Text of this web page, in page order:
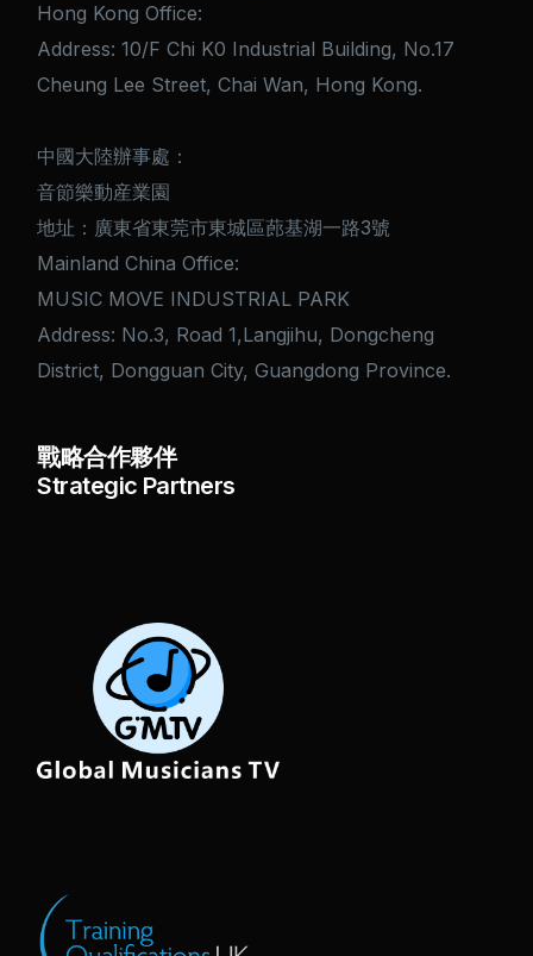
Hong Kong Office:
Address: 10/F Chi K0 Industrial Building, No.17
Cheung Lee Street, Chai Wan, Hong Kong.
中國大陸辦事處：
音節樂動産業園
地址：廣東省東莞市東城區蓢基湖一路3號
Mainland China Office:
MUSIC MOVE INDUSTRIAL PARK
Address: No.3, Road 1,Langjihu, Dongcheng
District, Dongguan City, Guangdong Province.
戰略合作夥伴
Strategic Partners